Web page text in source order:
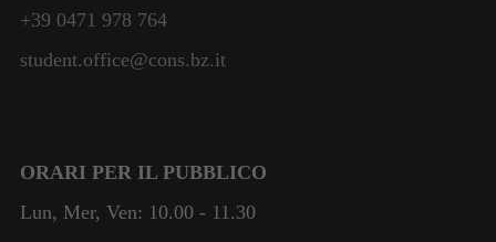
+39 0471 978 764
student.office@cons.bz.it
ORARI PER IL PUBBLICO
Lun, Mer, Ven: 10.00 - 11.30